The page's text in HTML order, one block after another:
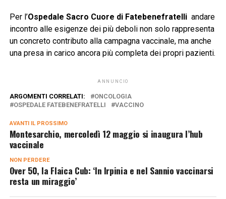
Per l’Ospedale Sacro Cuore di Fatebenefratelliandare
incontro alle esigenze dei più deboli non solo rappresenta
un concreto contributo alla campagna vaccinale, ma anche
una presa in carico ancora più completa dei propri pazienti.
ANNUNCIO
ARGOMENTI CORRELATI:
ONCOLOGIA
OSPEDALE FATEBENEFRATELLI
VACCINO
AVANTI IL ​​PROSSIMO
Montesarchio, mercoledì 12 maggio si inaugura l’hub
vaccinale
NON PERDERE
Over 50, la Flaica Cub: ‘In Irpinia e nel Sannio vaccinarsi
resta un miraggio’